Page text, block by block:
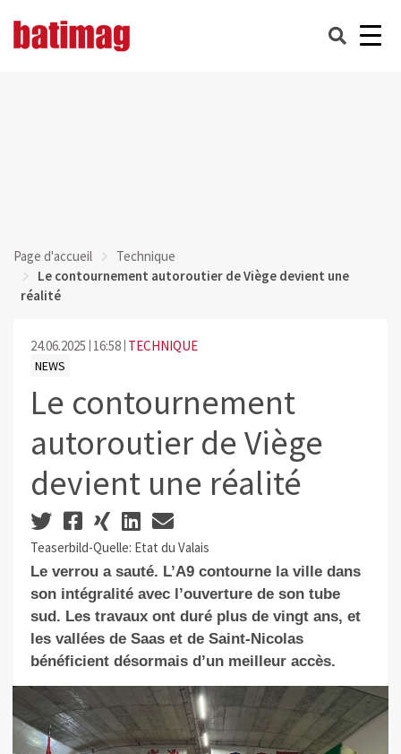
Page d'accueil
Technique
Le contournement autoroutier de Viège devient une
réalité
24.06.2025 16:58 TECHNIQUE
NEWS
Le contournement
autoroutier de Viège
devient une réalité
Teaserbild-Quelle: Etat du Valais
Le verrou a sauté. L’A9 contourne la ville dans
son intégralité avec l’ouverture de son tube
sud. Les travaux ont duré plus de vingt ans, et
les vallées de Saas et de Saint-Nicolas
bénéficient désormais d’un meilleur accès.